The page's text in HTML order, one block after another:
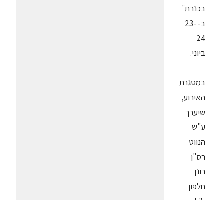
בכנרת"
ב- 23-
24
ביוני.
במסגרת
האירוע,
שיערך
ע"ש
הנווט
רס"ן
רונן
חלפון